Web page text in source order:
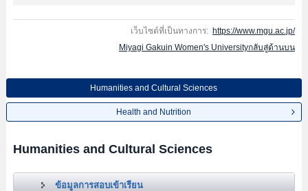
เว็บไซต์ที่เป็นทางการ: https://www.mgu.ac.jp/
Miyagi Gakuin Women's Universityกลับสู่ด้านบน
Humanities and Cultural Sciences
Health and Nutrition
Humanities and Cultural Sciences
ข้อมูลการสอบเข้าเรียน